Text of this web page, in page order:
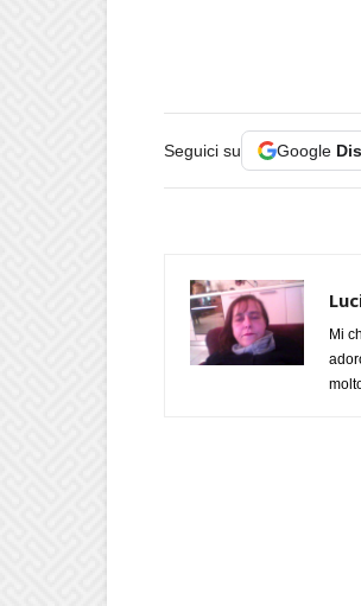
Seguici su Google
Mi